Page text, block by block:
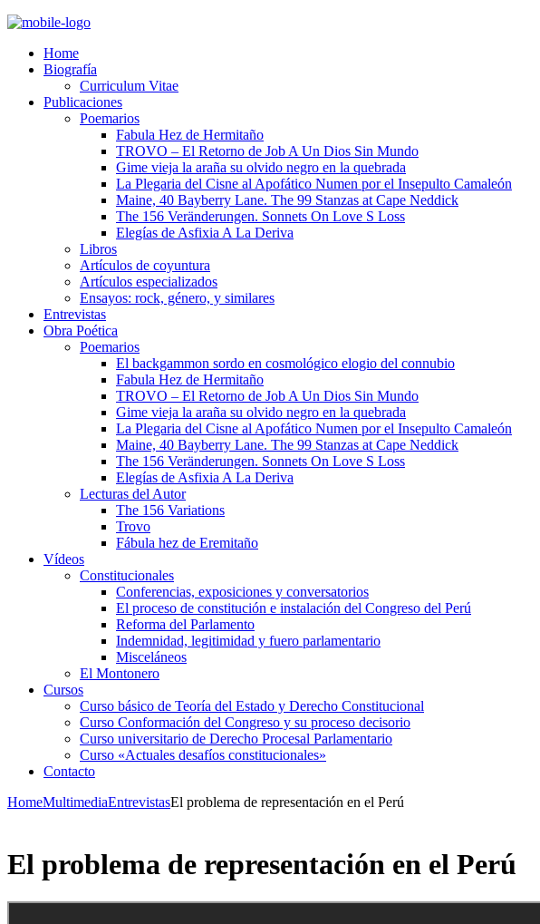
Home
Biografía
Curriculum Vitae​
Publicaciones
Poemarios
Fabula Hez de Hermitaño
TROVO – El Retorno de Job A Un Dios Sin Mundo
Gime vieja la araña su olvido negro en la quebrada
La Plegaria del Cisne al Apofático Numen por el Insepulto Camaleón
Maine, 40 Bayberry Lane. The 99 Stanzas at Cape Neddick
The 156 Veränderungen. Sonnets On Love S Loss
Elegías de Asfixia A La Deriva
Libros
Artículos de coyuntura
Artículos especializados
Ensayos: rock, género, y similares
Entrevistas
Obra Poética
Poemarios
El backgammon sordo en cosmológico elogio del connubio
Fabula Hez de Hermitaño
TROVO – El Retorno de Job A Un Dios Sin Mundo
Gime vieja la araña su olvido negro en la quebrada
La Plegaria del Cisne al Apofático Numen por el Insepulto Camaleón
Maine, 40 Bayberry Lane. The 99 Stanzas at Cape Neddick
The 156 Veränderungen. Sonnets On Love S Loss
Elegías de Asfixia A La Deriva
Lecturas del Autor
The 156 Variations
Trovo
Fábula hez de Eremitaño
Vídeos
Constitucionales
Conferencias, exposiciones y conversatorios
El proceso de constitución e instalación del Congreso del Perú
Reforma del Parlamento
Indemnidad, legitimidad y fuero parlamentario
Misceláneos
El Montonero
Cursos
Curso básico de Teoría del Estado y Derecho Constitucional
Curso Conformación del Congreso y su proceso decisorio
Curso universitario de Derecho Procesal Parlamentario
Curso «Actuales desafíos constitucionales»
Contacto
HomeMultimediaEntrevistasEl problema de representación en el Perú
El problema de representación en el Perú